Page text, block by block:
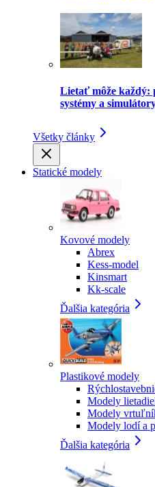
Lietať môže
systémy a
Všetky články
Statické modely
Kovové modely
Abrex
Kess-model
Kinsmart
Kk-scale
Ďalšia kategória
Plastikové modely
Modely
Modely
Modely lodí a
Ďalšia kategória